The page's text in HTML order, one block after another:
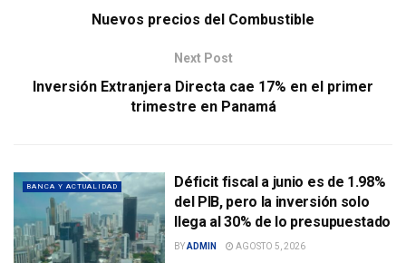
Nuevos precios del Combustible
Next Post
Inversión Extranjera Directa cae 17% en el primer
trimestre en Panamá
BANCA Y ACTUALIDAD
Déficit fiscal a junio es de 1.98%
del PIB, pero la inversión solo
llega al 30% de lo presupuestado
BYADMIN AGOSTO 5, 2026